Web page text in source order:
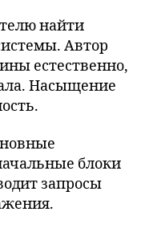
найти
Автор
естественно,
Насыщение
блоки
запросы